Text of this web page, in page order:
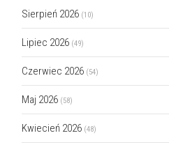
Sierpień 2026 (10)
Lipiec 2026 (49)
Czerwiec 2026 (54)
Maj 2026 (58)
Kwiecień 2026 (48)